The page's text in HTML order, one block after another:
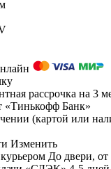
рассрочка на 3
«Тинькофф Банк»
(картой или
Изменить
До двери, от